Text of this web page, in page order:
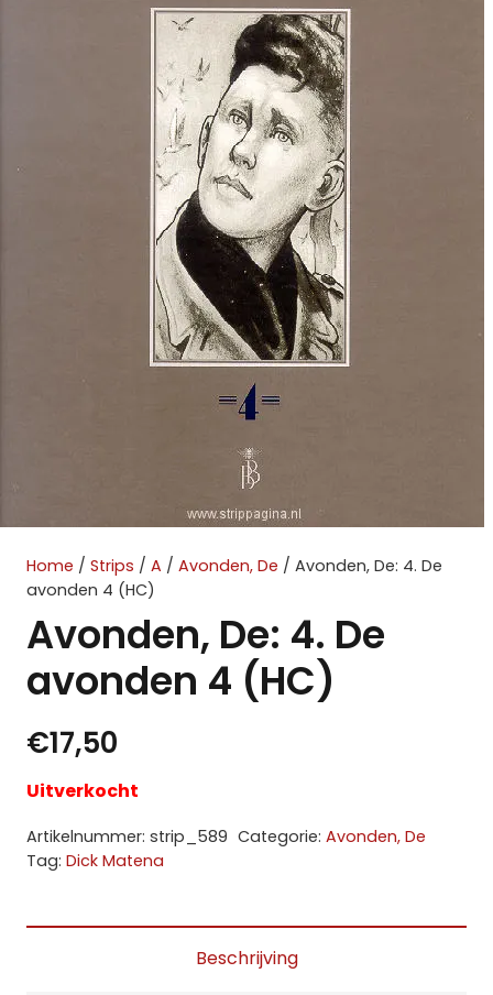
Home / Strips / A / Avonden, De / Avonden, De: 4. De
avonden 4 (HC)
Avonden, De: 4. De
avonden 4 (HC)
€17,50
Uitverkocht
Artikelnummer: strip_589 Categorie: Avonden, De
Tag: Dick Matena
Beschrijving